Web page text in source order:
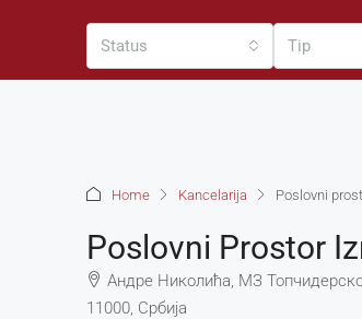
Status Tip
Home Kancelarija Poslovni
Poslovni Prostor
Андре Николића, МЗ
11000, Србија